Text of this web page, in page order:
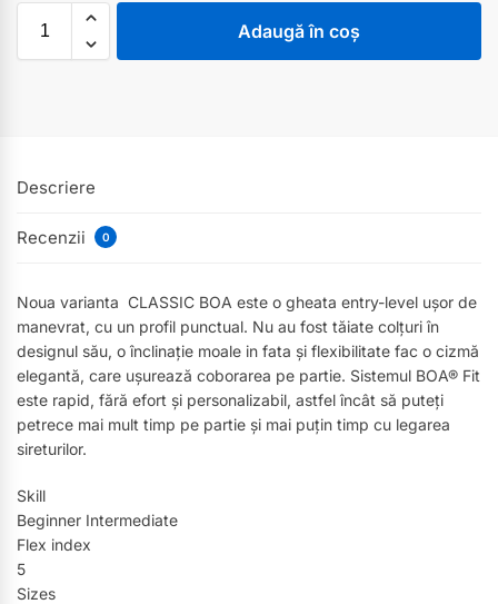
Adaugă în coș
Descriere
Recenzii 0
Noua varianta CLASSIC BOA este o gheata entry-level ușor de
manevrat, cu un profil punctual. Nu au fost tăiate colțuri în
designul său, o înclinație moale in fata și flexibilitate fac o cizmă
elegantă, care ușurează coborarea pe partie. Sistemul BOA® Fit
este rapid, fără efort și personalizabil, astfel încât să puteți
petrece mai mult timp pe partie și mai puțin timp cu legarea
sireturilor.
Skill
Beginner Intermediate
Flex index
5
Sizes